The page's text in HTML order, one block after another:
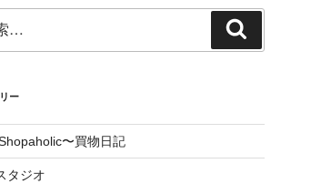
索
ー
〜買物日記
タジオ